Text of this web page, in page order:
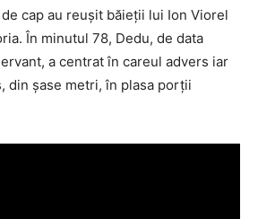
cap au reuşit băieţii lui Ion Viorel
În minutul 78, Dedu, de data
a centrat în careul advers iar
din şase metri, în plasa porţii